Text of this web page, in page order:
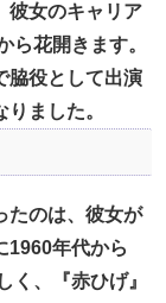
彼女のキャリア
ら花開きます。
脇役として出演
ました。
たのは、彼女が
1960年代から
く、『赤ひげ』